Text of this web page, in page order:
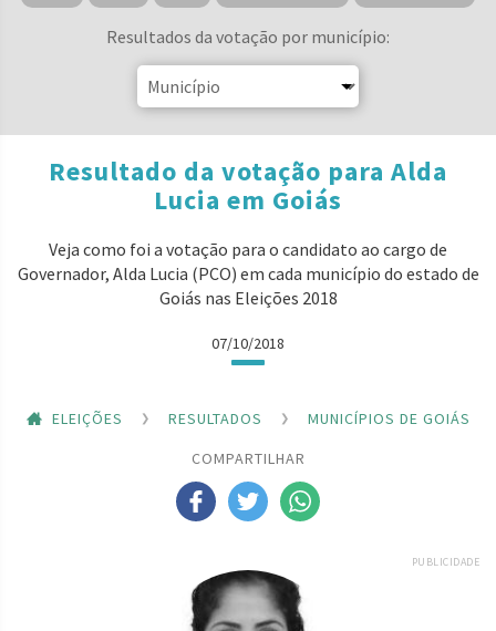
Resultados da votação por município:
Resultado da votação para Alda
Lucia em Goiás
Veja como foi a votação para o candidato ao cargo de
Governador, Alda Lucia (PCO) em cada município do estado de
Goiás nas Eleições 2018
07/10/2018
ELEIÇÕES RESULTADOS
MUNICÍPIOS DE GOIÁS
COMPARTILHAR
PUBLICIDADE